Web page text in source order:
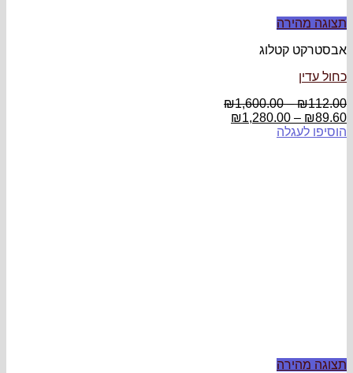
תצוגה מהירה
אבסטרקט קטלוג
כחול עדין
₪112.00
–
₪1,600.00
₪89.60
–
₪1,280.00
הוסיפו לעגלה
תצוגה מהירה